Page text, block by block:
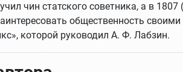
чин статского советника, а в
общественность
которой руководил А. Ф. Лабзин.